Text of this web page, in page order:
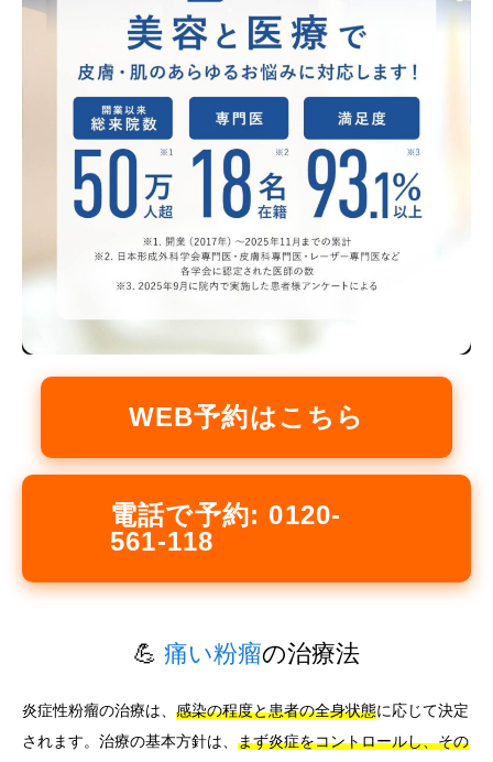
WEB予約はこちら
電話で予約: 0120-
561-118
💪 痛い粉瘤の治療法
炎症性粉瘤の治療は、 感染の程度と患者の全身状態に応じて決定
されます。治療の基本方針は、 まず炎症をコントロールし、その